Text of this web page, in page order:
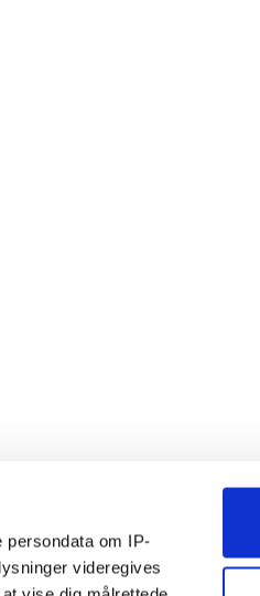
persondata om IP-
videregives